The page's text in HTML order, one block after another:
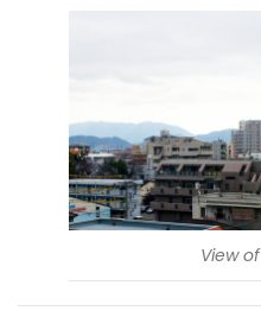
View